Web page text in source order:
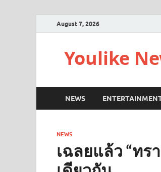
August 7, 2026
Youlike
NEWS
NEWS
เฉลยแล้ว “ทร